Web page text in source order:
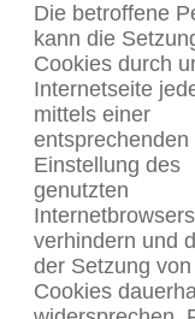
Die betroffene
kann die
Cookies durch
Internetseite
mittels einer
entsprechenden
Einstellung des
genutzten
Internetbrowsers
verhindern und
der Setzung von
Cookies